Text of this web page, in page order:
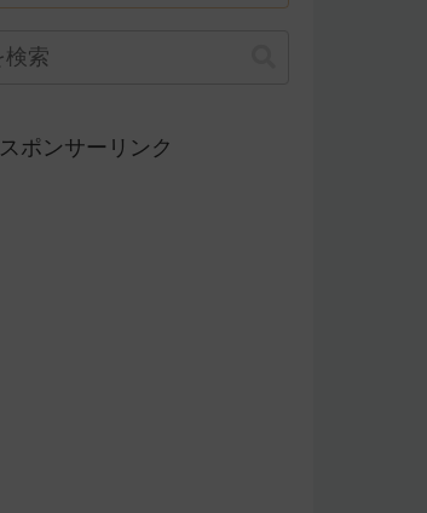
スポンサーリンク